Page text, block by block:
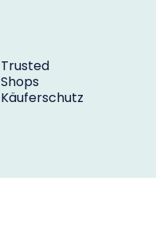
Trusted
Shops
Käuferschutz